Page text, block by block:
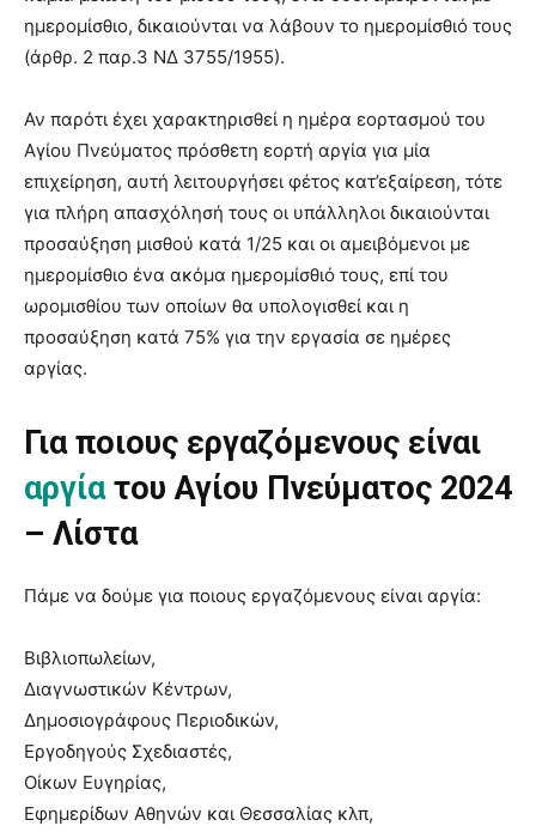
ημερομίσθιο, δικαιούνται να λάβουν το ημερομίσθιό τους
(άρθρ. 2 παρ.3 ΝΔ 3755/1955).
Αν παρότι έχει χαρακτηρισθεί η ημέρα εορτασμού του
Αγίου Πνεύματος πρόσθετη εορτή αργία για μία
επιχείρηση, αυτή λειτουργήσει φέτος κατ’εξαίρεση, τότε
για πλήρη απασχόλησή τους οι υπάλληλοι δικαιούνται
προσαύξηση μισθού κατά 1/25 και οι αμειβόμενοι με
ημερομίσθιο ένα ακόμα ημερομίσθιό τους, επί του
ωρομισθίου των οποίων θα υπολογισθεί και η
προσαύξηση κατά 75% για την εργασία σε ημέρες
αργίας.
Για ποιους εργαζόμενους είναι
αργίατου Αγίου Πνεύματος 2024
– Λίστα
Πάμε να δούμε για ποιους εργαζόμενους είναι αργία:
Βιβλιοπωλείων,
Διαγνωστικών Κέντρων,
Δημοσιογράφους Περιοδικών,
Εργοδηγούς Σχεδιαστές,
Οίκων Ευγηρίας,
Εφημερίδων Αθηνών και Θεσσαλίας κλπ,